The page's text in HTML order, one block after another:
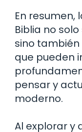
En resumen,
Biblia no
sino
que pueden
pensar y
moderno.
Al explorar y